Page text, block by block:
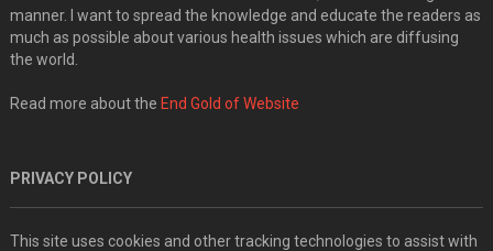
manner. I want to spread the knowledge and educate the readers as
much as possible about various health issues which are diffusing
the world.
Read more about the End Gold of Website
PRIVACY POLICY
This site uses cookies and other tracking technologies to assist with